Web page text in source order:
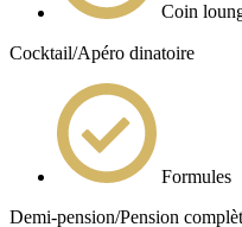
Coin
Cocktail/Apéro dinatoire
Formules
Demi-pension/Pension